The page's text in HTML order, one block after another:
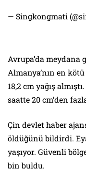
— Singkongmati
Avrupa’da meydana
Almanya’nın en
18,2 cm yağış
saatte 20 cm’den
Çin devlet haber
öldüğünü bildirdi.
yaşıyor. Güvenli
bin buldu.